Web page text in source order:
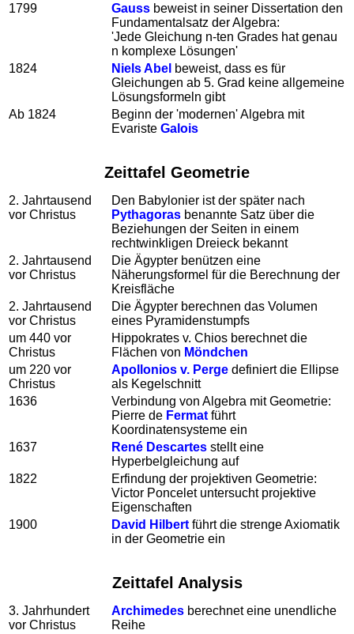
1799
Gauss beweist in seiner Dissertation den
Fundamentalsatz der Algebra:
'Jede Gleichung n-ten Grades hat genau
n komplexe Lösungen'
1824
Niels Abel beweist, dass es für
Gleichungen ab 5. Grad keine allgemeine
Lösungsformeln gibt
Ab 1824
Beginn der 'modernen' Algebra mit
Evariste Galois
Zeittafel Geometrie
2. Jahrtausend
vor Christus
Den Babylonier ist der später nach
Pythagoras benannte Satz über die
Beziehungen der Seiten in einem
rechtwinkligen Dreieck bekannt
2. Jahrtausend
vor Christus
Die Ägypter benützen eine
Näherungsformel für die Berechnung der
Kreisfläche
2. Jahrtausend
vor Christus
Die Ägypter berechnen das Volumen
eines Pyramidenstumpfs
um 440 vor
Christus
Hippokrates v. Chios berechnet die
Flächen von Möndchen
um 220 vor
Christus
Apollonios v. Perge definiert die Ellipse
als Kegelschnitt
1636
Verbindung von Algebra mit Geometrie:
Pierre de Fermat führt
Koordinatensysteme ein
1637
René Descartes stellt eine
Hyperbelgleichung auf
1822
Erfindung der projektiven Geometrie:
Victor Poncelet untersucht projektive
Eigenschaften
1900
David Hilbert führt die strenge Axiomatik
in der Geometrie ein
Zeittafel Analysis
3. Jahrhundert
vor Christus
Archimedes berechnet eine unendliche
Reihe